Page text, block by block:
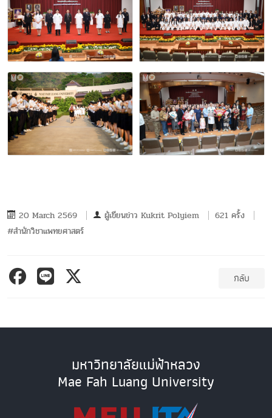
20 March 2569 ผู้เขียนข่าว Kukrit Polyiem
621 ครั้ง
#สำนักวิชาแพทยศาสตร์
กลับ
มหาวิทยาลัยแม่ฟ้าหลวง
Mae Fah Luang University